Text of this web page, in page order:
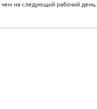
чем на следующий рабочий день.